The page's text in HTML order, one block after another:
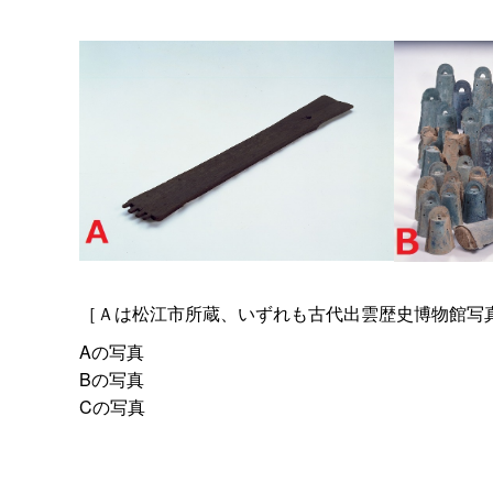
［Ａは松江市所蔵、いずれも古代出雲歴史博物館写
Aの写真
Bの写真
Cの写真